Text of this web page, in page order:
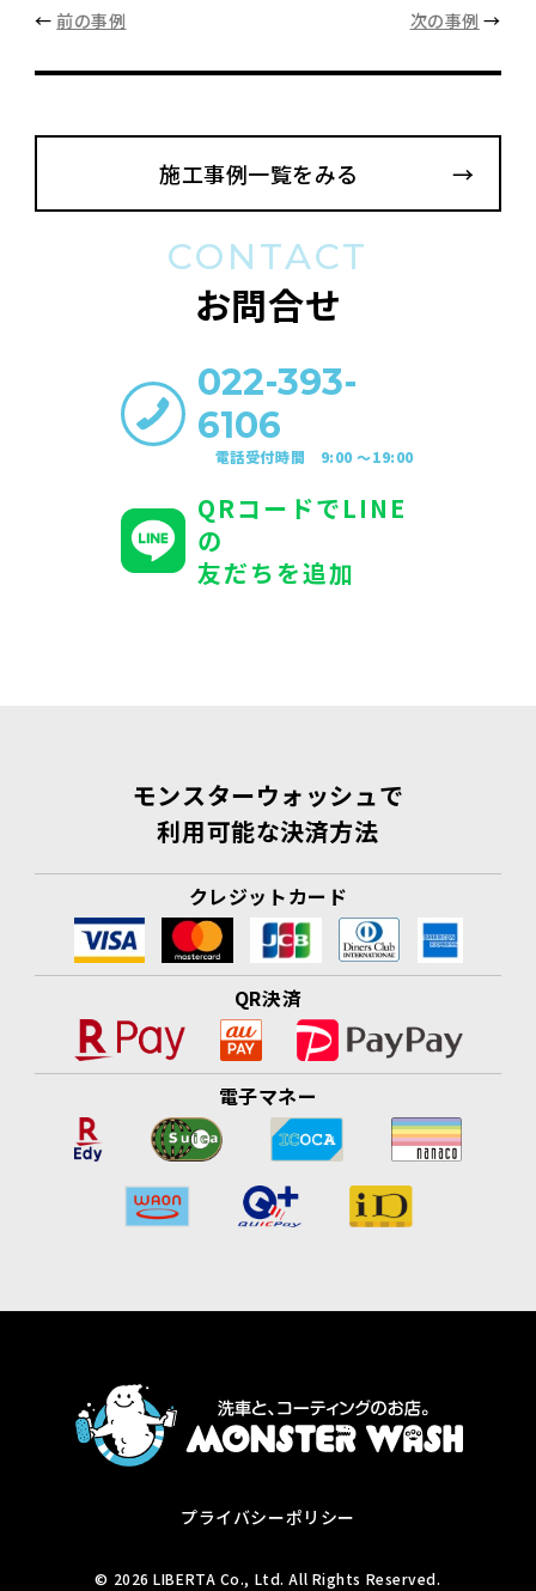
← 前の事例 次の事例 →
施工事例一覧をみる
CONTACT
お問合せ
022-393-
6106
電話受付時間 9:00 〜19:00
QRコードでLINE
の
友だちを追加
モンスターウォッシュで
利用可能な決済方法
クレジットカード
QR決済
電子マネー
プライバシーポリシー
© 2026 LIBERTA Co., Ltd. All Rights Reserved.